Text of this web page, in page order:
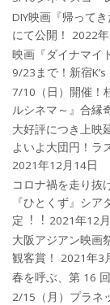
DIY映画『帰って
にて公開！
2022
映画『ダイナマイ
9/23まで！新宿
7/10（日）開催！
ルシネマ～』合縁
大好評につき上映
よいよ大団円！ラ
2021年12月14日
コロナ禍を⾛り抜
『ひとくず』シ
定︕︕ 2021年12
大阪アジアン映画
観客賞！
2021年3
春を呼ぶ、第 16
2/15（月）プラネ